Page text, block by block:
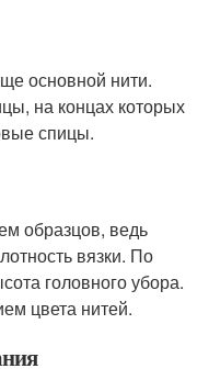
основной нити.
на концах которых
спицы.
образцов, ведь
вязки. По
головного убора.
цвета нитей.